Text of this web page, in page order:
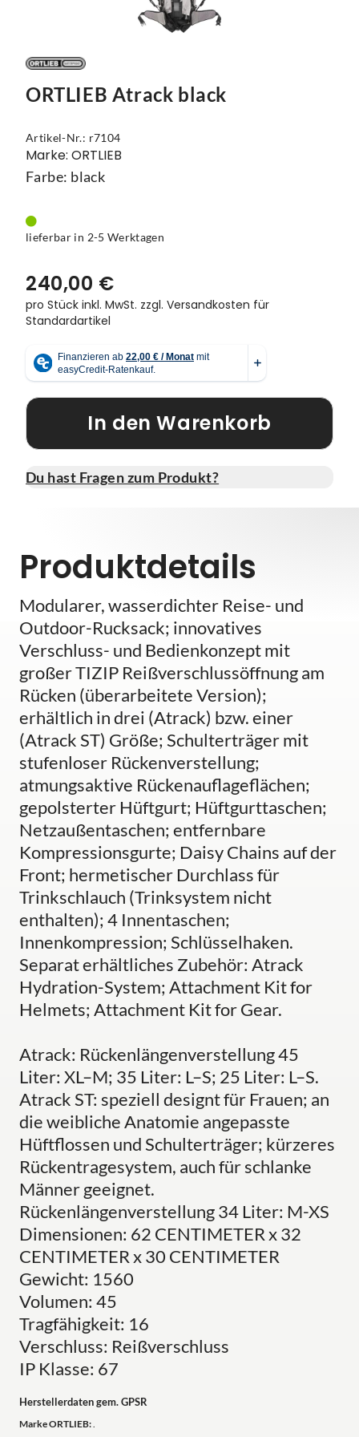
Zahnkränze
Smartphonehalter
Spiegel
Taschen
Trainingsrollen
Wandhalterung
ORTLIEB Atrack black
Artikel-Nr.: r7104
Marke: ORTLIEB
Farbe: black
lieferbar in 2-5 Werktagen
240,00 €
pro Stück inkl. MwSt. zzgl. Versandkosten für
Standardartikel
In den Warenkorb
Du hast Fragen zum Produkt?
Produktdetails
Modularer, wasserdichter Reise- und
Outdoor-Rucksack; innovatives
Verschluss- und Bedienkonzept mit
großer TIZIP Reißverschlussöffnung am
Rücken (überarbeitete Version);
erhältlich in drei (Atrack) bzw. einer
(Atrack ST) Größe; Schulterträger mit
stufenloser Rückenverstellung;
atmungsaktive Rückenauflageflächen;
gepolsterter Hüftgurt; Hüftgurttaschen;
Netzaußentaschen; entfernbare
Kompressionsgurte; Daisy Chains auf der
Front; hermetischer Durchlass für
Trinkschlauch (Trinksystem nicht
enthalten); 4 Innentaschen;
Innenkompression; Schlüsselhaken.
Separat erhältliches Zubehör: Atrack
Hydration-System; Attachment Kit for
Helmets; Attachment Kit for Gear.
Atrack: Rückenlängenverstellung 45
Liter: XL–M; 35 Liter: L–S; 25 Liter: L–S.
Atrack ST: speziell designt für Frauen; an
die weibliche Anatomie angepasste
Hüftflossen und Schulterträger; kürzeres
Rückentragesystem, auch für schlanke
Männer geeignet.
Rückenlängenverstellung 34 Liter: M-XS
Dimensionen: 62 CENTIMETER x 32
CENTIMETER x 30 CENTIMETER
Gewicht: 1560
Volumen: 45
Tragfähigkeit: 16
Verschluss: Reißverschluss
IP Klasse: 67
Herstellerdaten gem. GPSR
Marke ORTLIEB:.